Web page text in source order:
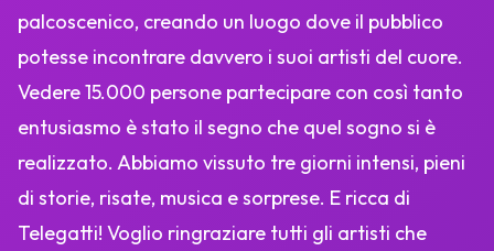
palcoscenico, creando un luogo dove il pubblico
potesse incontrare davvero i suoi artisti del cuore.
Vedere 15.000 persone partecipare con così tanto
entusiasmo è stato il segno che quel sogno si è
realizzato. Abbiamo vissuto tre giorni intensi, pieni
di storie, risate, musica e sorprese. E ricca di
Telegatti! Voglio ringraziare tutti gli artisti che